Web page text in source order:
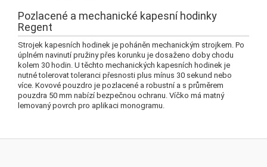
Pozlacené a mechanické kapesní hodinky
Regent
Strojek kapesních hodinek je poháněn mechanickým strojkem. Po
úplném navinutí pružiny přes korunku je dosaženo doby chodu
kolem 30 hodin. U těchto mechanických kapesních hodinek je
nutné tolerovat toleranci přesnosti plus mínus 30 sekund nebo
více. Kovové pouzdro je pozlacené a robustní a s průměrem
pouzdra 50 mm nabízí bezpečnou ochranu. Víčko má matný
lemovaný povrch pro aplikaci monogramu.
Z